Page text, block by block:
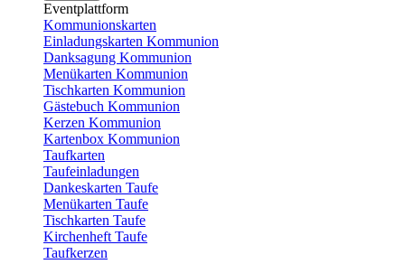
Eventplattform
Kommunionskarten
Einladungskarten Kommunion
Danksagung Kommunion
Menükarten Kommunion
Tischkarten Kommunion
Gästebuch Kommunion
Kerzen Kommunion
Kartenbox Kommunion
Taufkarten
Taufeinladungen
Dankeskarten Taufe
Menükarten Taufe
Tischkarten Taufe
Kirchenheft Taufe
Taufkerzen